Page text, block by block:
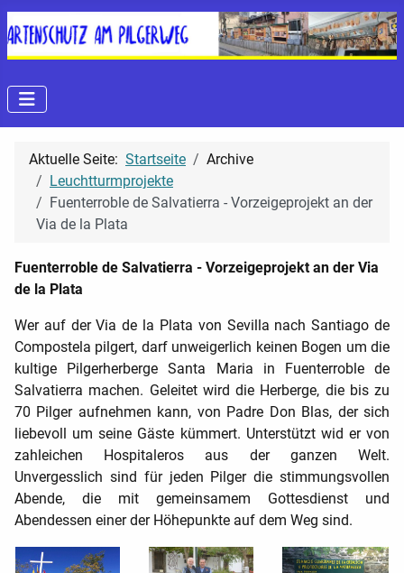
Aktuelle Seite: Startseite
Archive
Leuchtturmprojekte
Fuenterroble de Salvatierra - Vorzeigeprojekt an der
Via de la Plata
Fuenterroble de Salvatierra - Vorzeigeprojekt an der Via
de la Plata
Wer auf der Via de la Plata von Sevilla nach Santiago de
Compostela pilgert, darf unweigerlich keinen Bogen um die
kultige Pilgerherberge Santa Maria in Fuenterroble de
Salvatierra machen. Geleitet wird die Herberge, die bis zu
70 Pilger aufnehmen kann, von Padre Don Blas, der sich
liebevoll um seine Gäste kümmert. Unterstützt wid er von
zahleichen Hospitaleros aus der ganzen Welt.
Unvergesslich sind für jeden Pilger die stimmungsvollen
Abende, die mit gemeinsamem Gottesdienst und
Abendessen einer der Höhepunkte auf dem Weg sind.